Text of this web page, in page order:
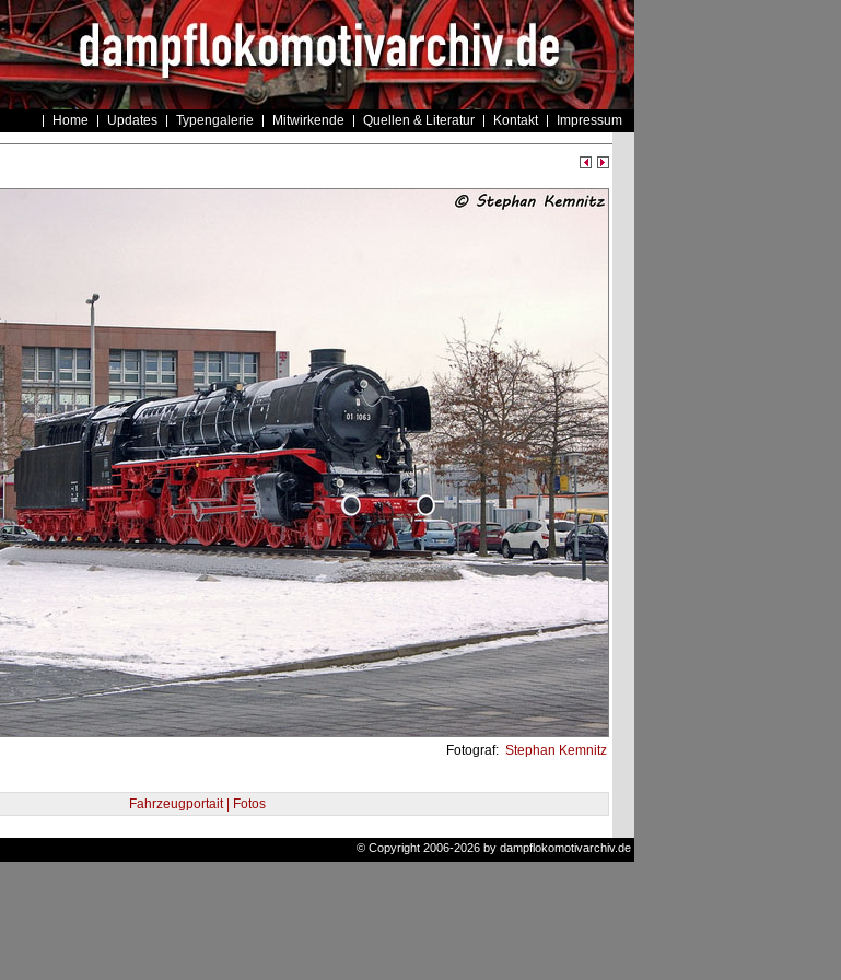
Home Updates Typengalerie Mitwirkende Quellen & Literatur Kontakt Impressum
Fotograf: Stephan Kemnitz
Fahrzeugportait | Fotos
© Copyright 2006-2026 by dampflokomotivarchiv.de